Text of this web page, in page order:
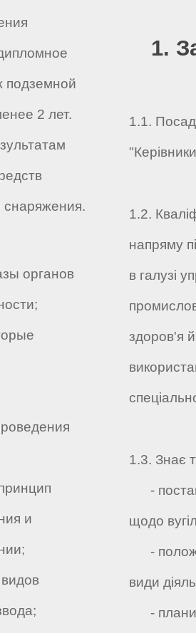
подземной
2 лет.
снаряжения.
органов
и
1.
1.1.
1.2.
напряму
в галузі
здоров'я
1.3. Знає
-
щодо
-
види
- плани